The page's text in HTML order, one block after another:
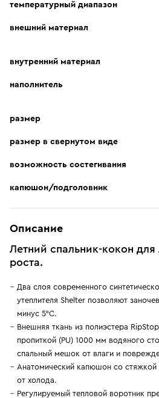
температурный диапазон
внешний материал
внутренний материал
наполнитель
размер
размер в свернутом виде
возможность состегивания
капюшон/подголовник
Описание
Летний спальник-кокон
роста.
Два слоя современного
утеплителя Shelter позволяют
минус 5°С.
Внешняя ткань из полиэстера
пропиткой (PU) 1000 мм водяного
спальный мешок от влаги и
Анатомический капюшон со
от холода.
Регулируемый тепловой воротник